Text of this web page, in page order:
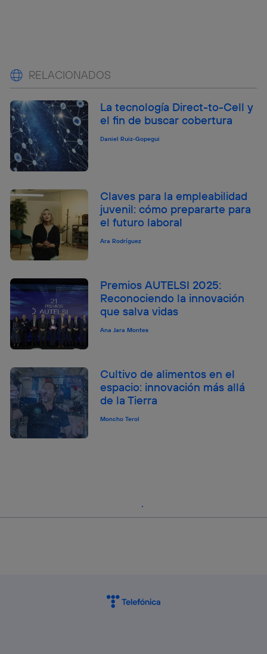
RELACIONADOS
La tecnología Direct-to-Cell y
el fin de buscar cobertura
Daniel Ruiz-Gopegui
Claves para la empleabilidad
juvenil: cómo prepararte para
el futuro laboral
Ara Rodríguez
Premios AUTELSI 2025:
Reconociendo la innovación
que salva vidas
Ana Jara Montes
Cultivo de alimentos en el
espacio: innovación más allá
de la Tierra
Moncho Terol